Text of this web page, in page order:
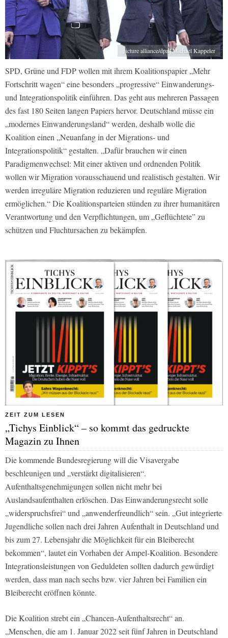
picture alliance/dpa | Michael Kappeler
SPD, Grüne und FDP wollen mit ihrem Koalitionspapier „Mehr
Fortschritt wagen“ eine besonders „progressive“ Einwanderungs-
und Integrationspolitik einführen. Das geht aus mehreren Passagen
des fast 180 Seiten langen Papiers hervor. Deutschland müsse ein
„modernes Einwanderungsland“ werden, deshalb wolle die
Koalition einen „Neuanfang in der Migrations- und
Integrationspolitik“ gestalten. „Dafür brauchen wir einen
Paradigmenwechsel: Mit einer aktiven und ordnenden Politik
wollen wir Migration vorausschauend und realistisch gestalten. Wir
werden irreguläre Migration reduzieren und reguläre Migration
ermöglichen.“ Die Koalitionsparteien stünden zu ihrer humanitären
Verantwortung und den Verpflichtungen, um „Geflüchtete” zu
schützen und Fluchtursachen zu bekämpfen.
ZEIT ZUM LESEN
„Tichys Einblick“ – so kommt das gedruckte
Magazin zu Ihnen
Die kommende Bundesregierung will die Visavergabe
beschleunigen und „verstärkt digitalisieren“.
Aufenthaltsgenehmigungen sollen nicht mehr bei
Auslandsaufenthalten erlöschen. Das Einwanderungsrecht solle
„widerspruchsfrei“ und „anwenderfreundlich“ sein. „Gut integrierte
Jugendliche sollen nach drei Jahren Aufenthalt in Deutschland und
bis zum 27. Lebensjahr die Möglichkeit für ein Bleiberecht
bekommen“, lautet ein Vorhaben der Ampel-Koalition. Besondere
Integrationsleistungen von Geduldeten sollten dadurch gewürdigt
werden, dass man nach sechs bzw. vier Jahren bei Familien ein
Bleiberecht eröffnen könnte.
Die Koalition strebt ein „Chancen-Aufenthaltsrecht“ an.
„Menschen, die am 1. Januar 2022 seit fünf Jahren in Deutschland